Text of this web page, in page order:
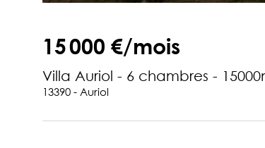
15 000 €/mois
Villa Auriol - 6 chambres -
13390 - Auriol